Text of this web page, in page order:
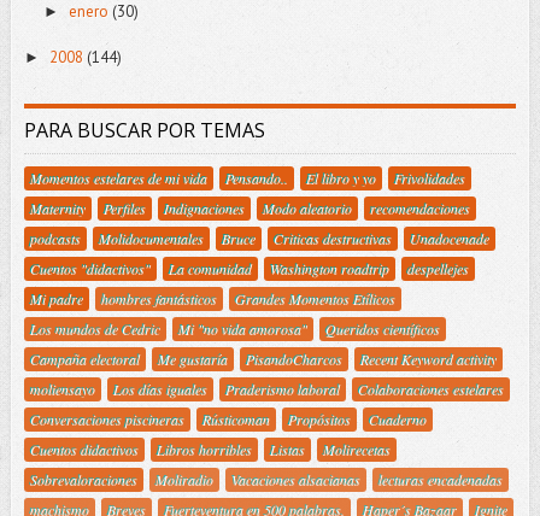
► enero (30)
► 2008 (144)
PARA BUSCAR POR TEMAS
Momentos estelares de mi vida Pensando.. El libro y yo
Frivolidades
Maternity
Perfiles Indignaciones Modo aleatorio
recomendaciones
podcasts
Molidocumentales Bruce Criticas destructivas
Unadocenade
Cuentos "didactivos"
La comunidad Washington roadtrip
despellejes
Mi padre
hombres fantásticos
Grandes Momentos Etílicos
Los mundos de Cedric
Mi "no vida amorosa"
Queridos científicos
Campaña electoral
Me gustaría PisandoCharcos
Recent Keyword activity
moliensayo
Los días iguales Praderismo laboral
Colaboraciones estelares
Conversaciones piscineras
Rústicoman Propósitos
Cuaderno
Cuentos didactivos
Libros horribles Listas
Molirecetas
Sobrevaloraciones
Moliradio Vacaciones alsacianas
lecturas encadenadas
machismo
Breves Fuerteventura en 500 palabras. Haper´s Bazaar
Ignite